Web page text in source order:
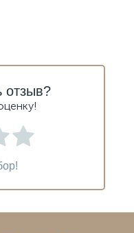
отзыв?